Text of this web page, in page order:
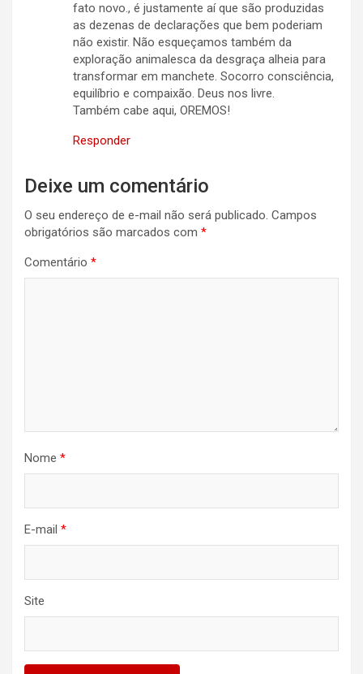
fato novo., é justamente aí que são produzidas
as dezenas de declarações que bem poderiam
não existir. Não esqueçamos também da
exploração animalesca da desgraça alheia para
transformar em manchete. Socorro consciência,
equilíbrio e compaixão. Deus nos livre.
Também cabe aqui, OREMOS!
Responder
Deixe um comentário
O seu endereço de e-mail não será publicado. Campos
obrigatórios são marcados com *
Comentário *
Nome *
E-mail *
Site